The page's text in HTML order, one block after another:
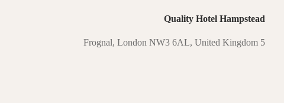
Quality Hotel Hampstead
5 Frognal, London NW3 6AL, United Kingdom